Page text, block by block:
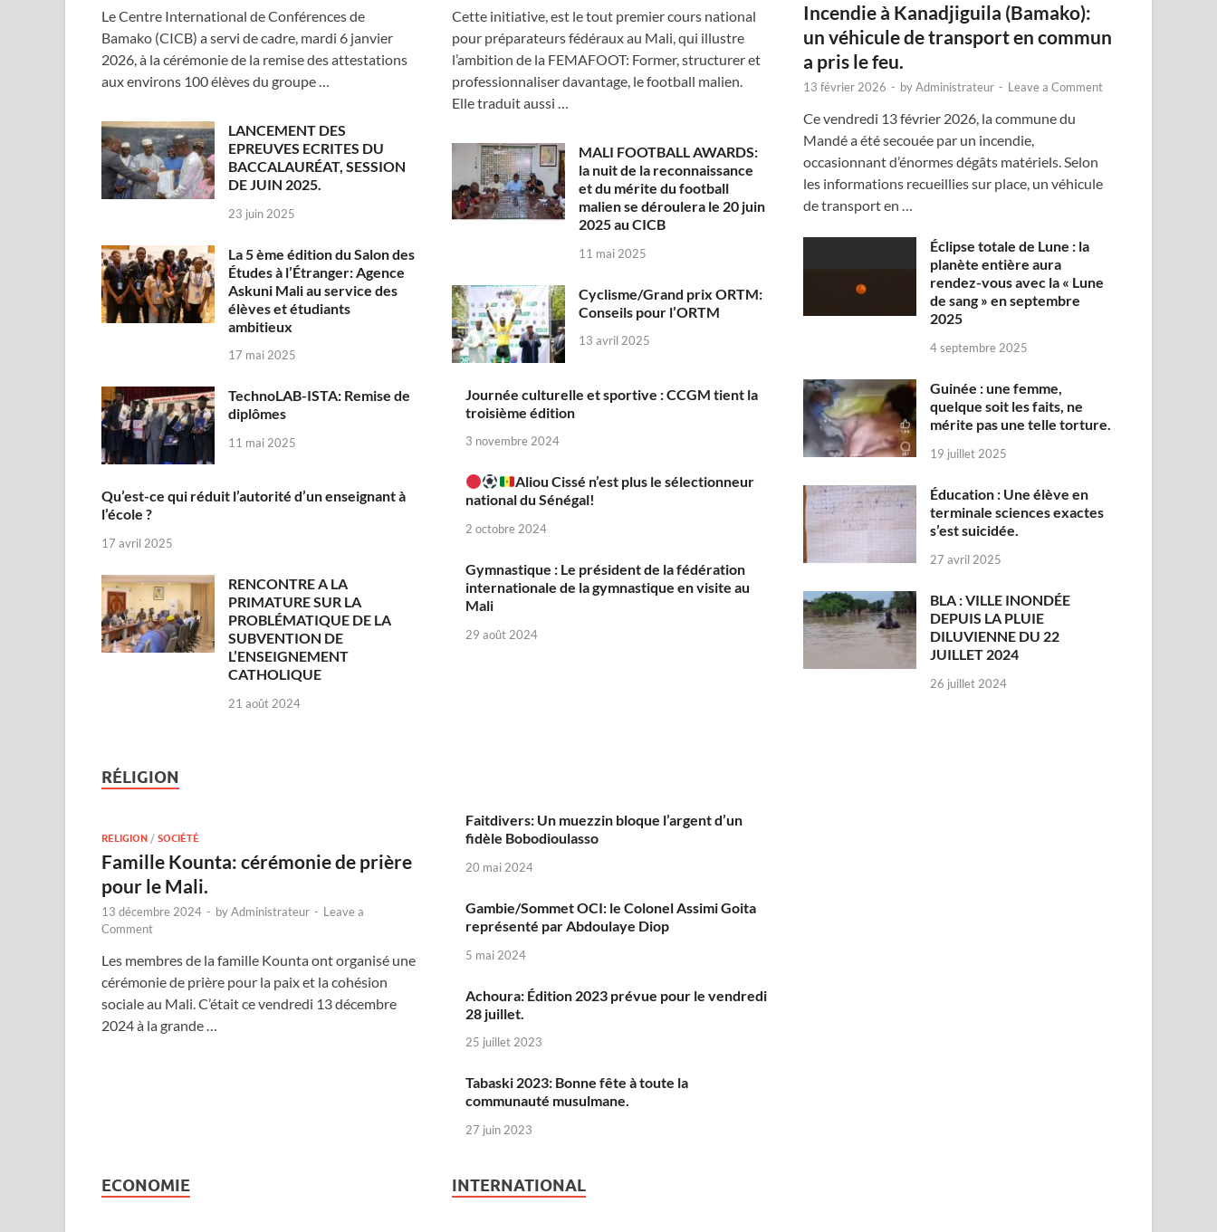
Le Centre International de Conférences de
Bamako (CICB) a servi de cadre, mardi 6 janvier
2026, à la cérémonie de la remise des attestations
aux environs 100 élèves du groupe …
LANCEMENT DES
EPREUVES ECRITES DU
BACCALAURÉAT, SESSION
DE JUIN 2025.
23 juin 2025
La 5 ème édition du Salon des
Études à l’Étranger: Agence
Askuni Mali au service des
élèves et étudiants
ambitieux
17 mai 2025
TechnoLAB-ISTA: Remise de
diplômes
11 mai 2025
Qu’est-ce qui réduit l’autorité d’un enseignant à
l’école ?
17 avril 2025
RENCONTRE A LA
PRIMATURE SUR LA
PROBLÉMATIQUE DE LA
SUBVENTION DE
L’ENSEIGNEMENT
CATHOLIQUE
21 août 2024
Cette initiative, est le tout premier cours national
pour préparateurs fédéraux au Mali, qui illustre
l’ambition de la FEMAFOOT: Former, structurer et
professionnaliser davantage, le football malien.
Elle traduit aussi …
MALI FOOTBALL AWARDS:
la nuit de la reconnaissance
et du mérite du football
malien se déroulera le 20 juin
2025 au CICB
11 mai 2025
Cyclisme/Grand prix ORTM:
Conseils pour l’ORTM
13 avril 2025
Journée culturelle et sportive : CCGM tient la
troisième édition
3 novembre 2024
Aliou Cissé n’est plus le sélectionneur
national du Sénégal!
2 octobre 2024
Gymnastique : Le président de la fédération
internationale de la gymnastique en visite au
Mali
29 août 2024
RÉLIGION
RELIGION / SOCIÉTÉ
Famille Kounta: cérémonie de prière
pour le Mali.
13 décembre 2024 - byAdministrateur - Leave a
Comment
Les membres de la famille Kounta ont organisé une
cérémonie de prière pour la paix et la cohésion
sociale au Mali. C’était ce vendredi 13 décembre
2024 à la grande …
Faitdivers: Un muezzin bloque l’argent d’un
fidèle Bobodioulasso
20 mai 2024
Gambie/Sommet OCI: le Colonel Assimi Goita
représenté par Abdoulaye Diop
5 mai 2024
Achoura: Édition 2023 prévue pour le vendredi
28 juillet.
25 juillet 2023
Tabaski 2023: Bonne fête à toute la
communauté musulmane.
27 juin 2023
ECONOMIE INTERNATIONAL
Incendie à Kanadjiguila (Bamako):
un véhicule de transport en commun
a pris le feu.
13 février 2026 - byAdministrateur - Leave a Comment
Ce vendredi 13 février 2026, la commune du
Mandé a été secouée par un incendie,
occasionnant d’énormes dégâts matériels. Selon
les informations recueillies sur place, un véhicule
de transport en …
Éclipse totale de Lune : la
planète entière aura
rendez-vous avec la « Lune
de sang » en septembre
2025
4 septembre 2025
Guinée : une femme,
quelque soit les faits, ne
mérite pas une telle torture.
19 juillet 2025
Éducation : Une élève en
terminale sciences exactes
s’est suicidée.
27 avril 2025
BLA : VILLE INONDÉE
DEPUIS LA PLUIE
DILUVIENNE DU 22
JUILLET 2024
26 juillet 2024